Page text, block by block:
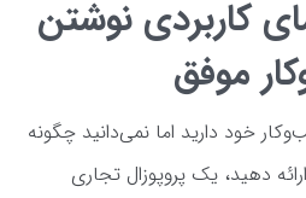
کاربردی نوشتن
موفق
خود دارید اما نمی‌دانید چگونه
دهید، یک پروپوزال تجاری